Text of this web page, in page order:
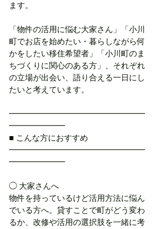
ます。
「物件の活用に悩む大家さん」「小川
町でお店を始めたい・暮らしながら何
かをしたい移住希望者」「小川町のま
ちづくりに関心のある方」、それぞれ
の立場が出会い、語り合える一日にし
たいと考えています。
━━━━━━━━━━━━━━━━━
━━━━━━━
■ こんな方におすすめ
━━━━━━━━━━━━━━━━━
━━━━━━━
◯ 大家さんへ
物件を持っているけど活用方法に悩ん
でいる方へ。貸すことで町がどう変わ
るか、改修や活用の選択肢を一緒に考